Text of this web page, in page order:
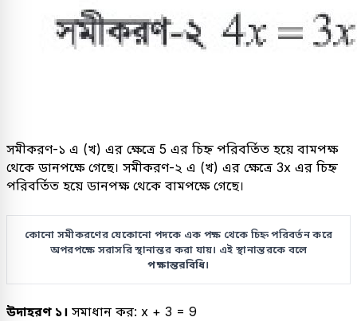
সমীকরণ-১ এ (খ) এর ক্ষেত্রে 5 এর চিহ্ন পরিবর্তিত হয়ে বামপক্ষ
থেকে ডানপক্ষে গেছে। সমীকরণ-২ এ (খ) এর ক্ষেত্রে 3x এর চিহ্ন
পরিবর্তিত হয়ে ডানপক্ষ থেকে বামপক্ষে গেছে।
কোনো সমীকরণের যেকোনো পদকে এক পক্ষ থেকে চিহ্ন পরিবর্তন করে
অপরপক্ষে সরাসরি স্থানান্তর করা যায়। এই স্থানান্তরকে বলে
পক্ষান্তরবিধি।
উদাহরণ ১। সমাধান কর: x + 3 = 9